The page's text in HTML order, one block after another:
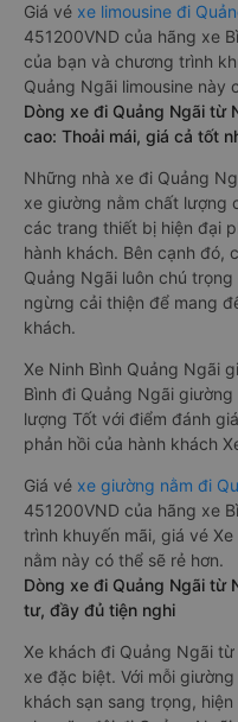
Giá vé xe limousine đi
451200VND của hãng xe
của bạn và chương trình
Quảng Ngãi limousine này
Dòng xe đi Quảng Ngãi từ
cao: Thoải mái, giá cả tốt
Những nhà xe đi Quảng
xe giường nằm chất lượng
các trang thiết bị hiện đại
hành khách. Bên cạnh đó,
Quảng Ngãi luôn chú
ngừng cải thiện để mang
khách.
Xe Ninh Bình Quảng Ngãi
Bình đi Quảng Ngãi
lượng Tốt với điểm đánh
phản hồi của hành khách
Giá vé xe giường nằm đi
451200VND của hãng xe
trình khuyến mãi, giá vé
nằm này có thể sẽ rẻ hơn.
Dòng xe đi Quảng Ngãi từ
tư, đầy đủ tiện nghi
Xe khách đi Quảng Ngãi
xe đặc biệt. Với mỗi
khách sạn sang trọng,